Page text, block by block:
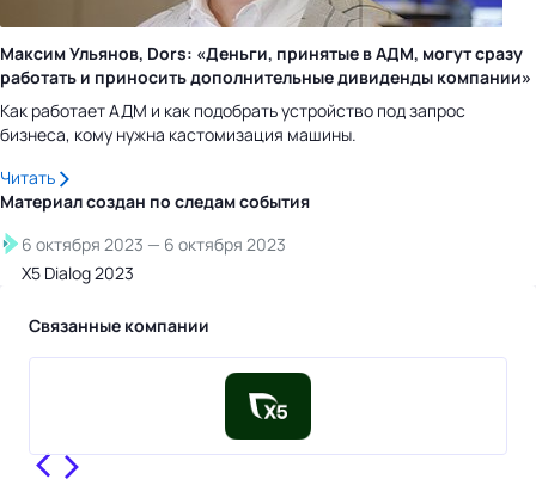
Максим Ульянов, Dors: «Деньги, принятые в АДМ, могут сразу
работать и приносить дополнительные дивиденды компании»
Как работает АДМ и как подобрать устройство под запрос
бизнеса, кому нужна кастомизация машины.
Читать
Материал создан по следамсобытия
6 октября 2023 — 6 октября 2023
Х5 Dialog 2023
Связанные компании